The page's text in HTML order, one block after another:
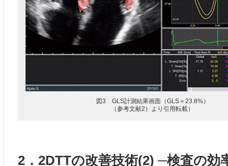
図3 GLS計測結果画面（GLS＝23.8%）
（参考文献2）より引用転載）
2．2DTTの改善技術(2) ─検査の効